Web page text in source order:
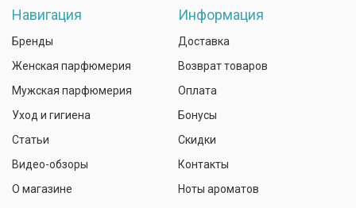
Навигация
Бренды
Женская парфюмерия
Мужская парфюмерия
Уход и гигиена
Статьи
Видео-обзоры
О магазине
Информация
Доставка
Возврат товаров
Оплата
Бонусы
Скидки
Контакты
Ноты ароматов